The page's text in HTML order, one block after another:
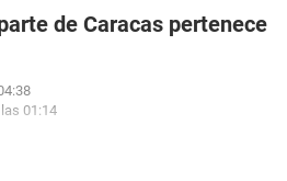
de Caracas pertenece
01:14